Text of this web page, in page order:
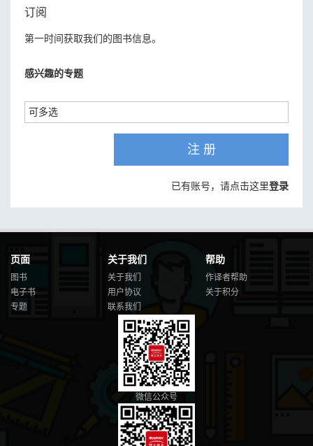
订阅
第一时间获取我们的图书信息。
感兴趣的专题
注 册
已有账号，请点击这里登录
页面
图书
电子书
专题
关于我们
关于我们
用户协议
联系我们
帮助
作译者帮助
关于积分
微信公众号